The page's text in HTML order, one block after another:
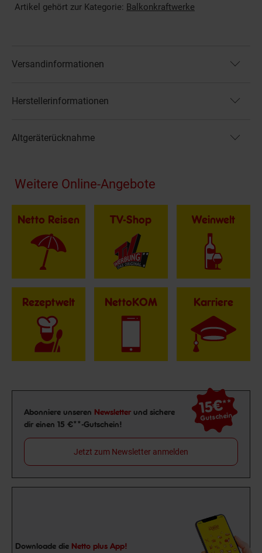
Artikel gehört zur Kategorie: Balkonkraftwerke
Versandinformationen
Herstellerinformationen
Altgeräterücknahme
Fußzeile
Weitere Online-Angebote
Netto Reisen TV-Shop Weinwelt
Rezeptwelt NettoKOM Karriere
Newsletter Anmeldung
Abonniere unseren Newsletter und sichere
dir einen 15 €**-Gutschein!
15€**
Gutschein
Jetzt zum Newsletter anmelden
Downloade die Netto plus App!